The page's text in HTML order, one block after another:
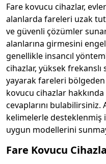
Fare kovucu cihazlar,
alanlarda fareleri uzak
ve güvenli çözümler
alanlarına girmesini
genellikle insancıl
cihazlar, yüksek
yayarak fareleri bölgeden
kovucu cihazlar
cevaplarını bulabilirsiniz.
kelimelerle desteklenmiş
uygun modellerini
Fare Kovucu